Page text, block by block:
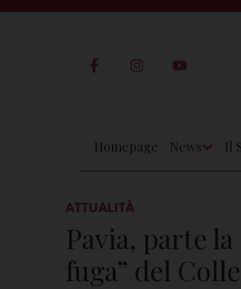
Homepage News Il
ATTUALITÀ
Pavia, parte
fuga” del